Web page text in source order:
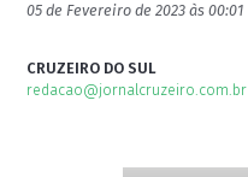
05 de Fevereiro de 2023 às 00:01
CRUZEIRO DO SUL
redacao@jornalcruzeiro.com.br